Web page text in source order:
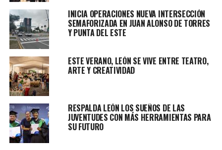
Ante esta acción, comenzó una persecución que
continuó hacia una finca contigua. Al verse sin
posibilidad de escapar, el hombre volvió a accionar el
arma contra los policías; en un segundo intento el arma
presuntamente se volvió a encasquillar y
posteriormente logró dispararla, sin lesionar a los
oficiales.
Derivado de la agresión directa y ante el riesgo
inminente, los agentes repelieron el ataque, lesionando
al agresor.
INICIA OPERACIONES NUEVA INTERSECCIÓN
SEMAFORIZADA EN JUAN ALONSO DE TORRES
Y PUNTA DEL ESTE
ESTE VERANO, LEÓN SE VIVE ENTRE TEATRO,
ARTE Y CREATIVIDAD
RESPALDA LEÓN LOS SUEÑOS DE LAS
JUVENTUDES CON MÁS HERRAMIENTAS PARA
SU FUTURO